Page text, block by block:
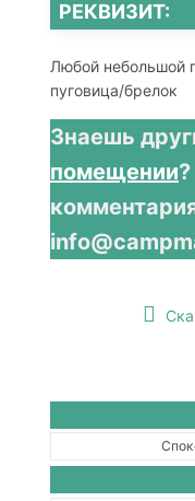
РЕКВИЗИТ:
Любой небольшой
пуговица/брелок
Знаешь
помещении